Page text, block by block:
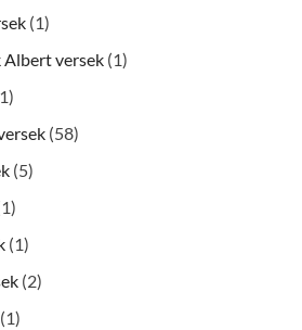
(1)
Albert versek (1)
(58)
(5)
(1)
(2)
(1)